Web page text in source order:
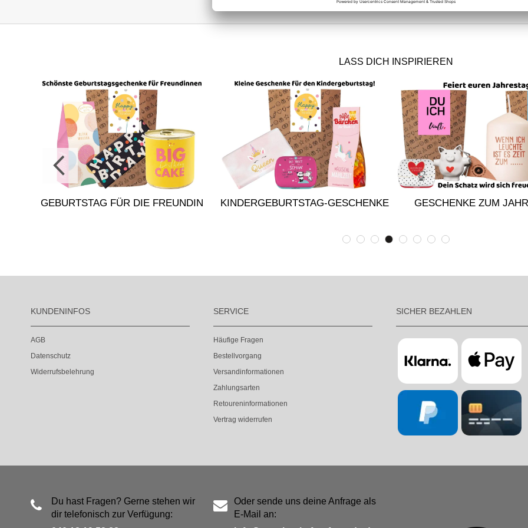
LASS DICH INSPIRIEREN
GEBURTSTAG FÜR DIE FREUNDIN KINDERGEBURTSTAG-GESCHENKE GESCHENKE ZUM
KUNDENINFOS
AGB
Datenschutz
Widerrufsbelehrung
SERVICE
Häufige Fragen
Bestellvorgang
Versandinformationen
Zahlungsarten
Retoureninformationen
Vertrag widerrufen
SICHER BEZAHLEN
Du hast Fragen? Gerne stehen wir
dir telefonisch zur Verfügung:
Oder sende uns deine Anfrage als
E-Mail an: